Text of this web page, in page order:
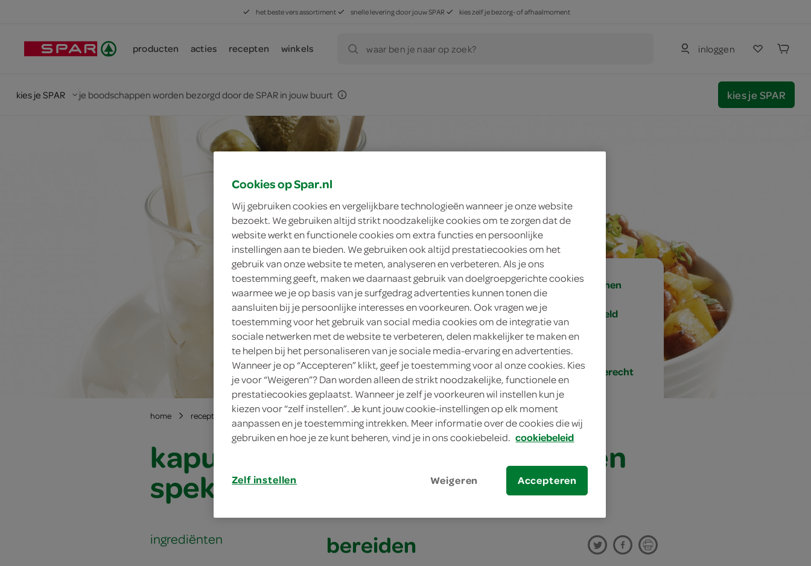
het beste vers assortiment snelle levering door jouw SPAR kies zelf je bezorg- of afhaalmoment
producten acties recepten winkels waar ben je naar op zoek? inloggen
kies je SPAR je boodschappen worden bezorgd door de SPAR in jouw buurt kies je SPAR
4 personen
gemiddeld
20 min.
hoofdgerecht
home recepten kapucijnerschotel met knoflook en spek
kapucijnerschotel met knoflook en
spek
ingrediënten bereiden
Cookies op Spar.nl
Wij gebruiken cookies en vergelijkbare technologieën wanneer je onze website
bezoekt. We gebruiken altijd strikt noodzakelijke cookies om te zorgen dat de
website werkt en functionele cookies om extra functies en persoonlijke
instellingen aan te bieden. We gebruiken ook altijd prestatiecookies om het
gebruik van onze website te meten, analyseren en verbeteren. Als je ons
toestemming geeft, maken we daarnaast gebruik van doelgroepgerichte cookies
waarmee we je op basis van je surfgedrag advertenties kunnen tonen die
aansluiten bij je persoonlijke interesses en voorkeuren. Ook vragen we je
toestemming voor het gebruik van social media cookies om de integratie van
sociale netwerken met de website te verbeteren, delen makkelijker te maken en
te helpen bij het personaliseren van je sociale media-ervaring en advertenties.
Wanneer je op “Accepteren” klikt, geef je toestemming voor al onze cookies. Kies
je voor “Weigeren”? Dan worden alleen de strikt noodzakelijke, functionele en
prestatiecookies geplaatst. Wanneer je zelf je voorkeuren wil instellen kun je
kiezen voor “zelf instellen”. Je kunt jouw cookie-instellingen op elk moment
aanpassen en je toestemming intrekken. Meer informatie over de cookies die wij
gebruiken en hoe je ze kunt beheren, vind je in ons cookiebeleid. cookiebeleid
Zelf instellen Weigeren Accepteren